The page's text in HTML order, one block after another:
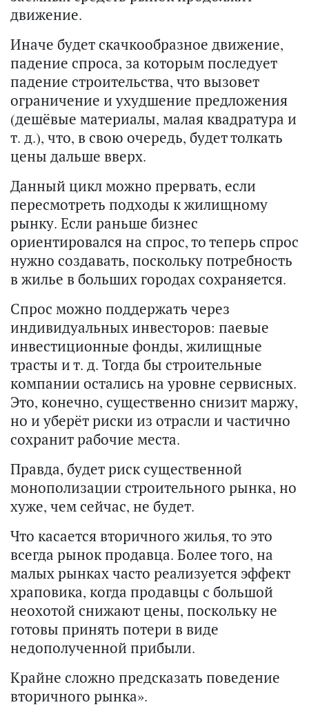
движение.
Иначе будет скачкообразное движение,
падение спроса, за которым последует
падение строительства, что вызовет
ограничение и ухудшение предложения
(дешёвые материалы, малая квадратура и
т. д.), что, в свою очередь, будет толкать
цены дальше вверх.
Данный цикл можно прервать, если
пересмотреть подходы к жилищному
рынку. Если раньше бизнес
ориентировался на спрос, то теперь спрос
нужно создавать, поскольку потребность
в жилье в больших городах сохраняется.
Спрос можно поддержать через
индивидуальных инвесторов: паевые
инвестиционные фонды, жилищные
трасты и т. д. Тогда бы строительные
компании остались на уровне сервисных.
Это, конечно, существенно снизит маржу,
но и уберёт риски из отрасли и частично
сохранит рабочие места.
Правда, будет риск существенной
монополизации строительного рынка, но
хуже, чем сейчас, не будет.
Что касается вторичного жилья, то это
всегда рынок продавца. Более того, на
малых рынках часто реализуется эффект
храповика, когда продавцы с большой
неохотой снижают цены, поскольку не
готовы принять потери в виде
недополученной прибыли.
Крайне сложно предсказать поведение
вторичного рынка».